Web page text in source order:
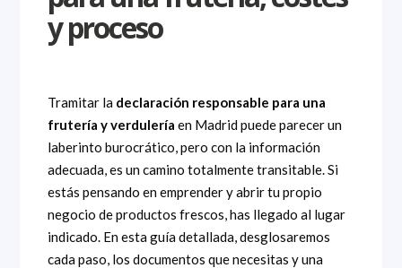
y proceso
Tramitar la declaración responsable para una
frutería y verdulería en Madrid puede parecer un
laberinto burocrático, pero con la información
adecuada, es un camino totalmente transitable. Si
estás pensando en emprender y abrir tu propio
negocio de productos frescos, has llegado al lugar
indicado. En esta guía detallada, desglosaremos
cada paso, los documentos que necesitas y una